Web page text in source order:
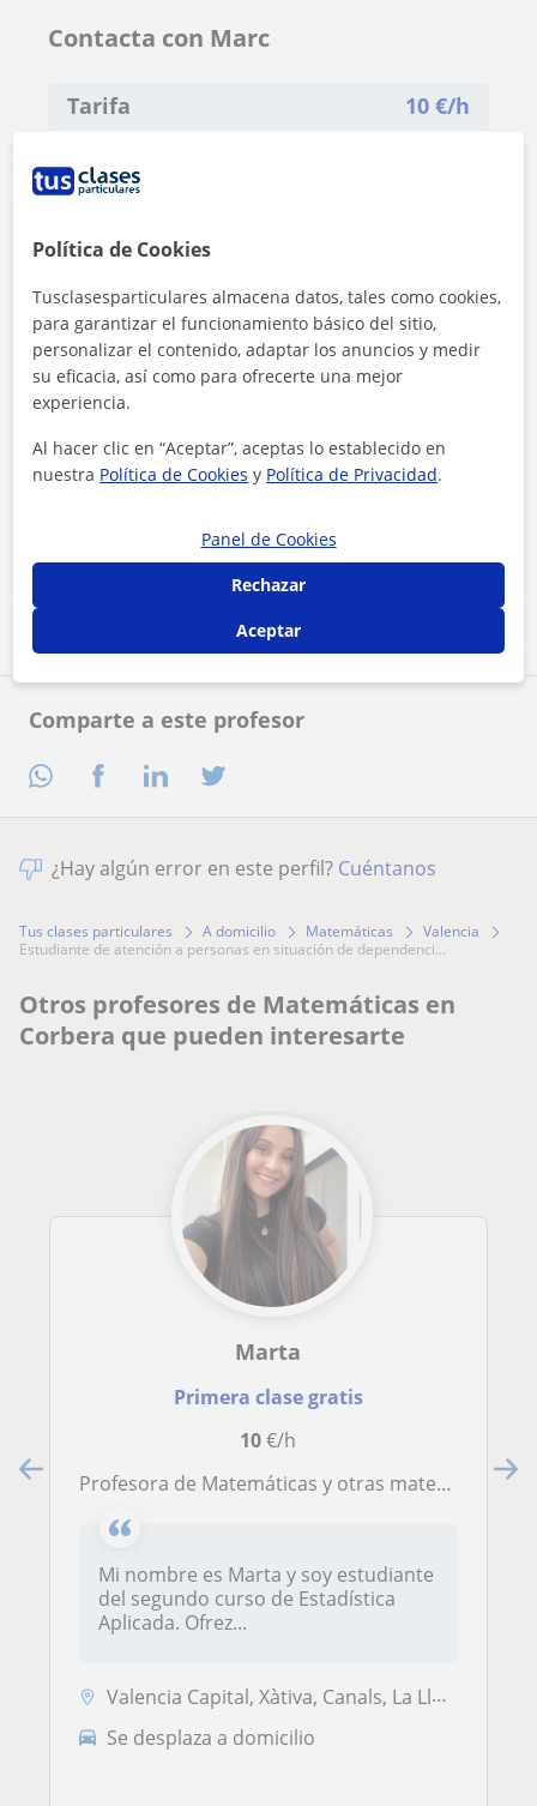
Comparte a este profesor
Contacta con Marc
Tarifa 10 €/h
Contactar ahora
¿Hay algún error en este perfil? Cuéntanos
Tus clases particulares A domicilio Matemáticas
Valencia
estudiante de atención a personas en situación de dependenci...
Otros profesores de Matemáticas en
Corbera que pueden interesarte
Marta
Primera clase gratis
10€/h
Profesora de Matemáticas y otras materias para alumnos de primaria y secundaria
Mi nombre es Marta y soy estudiante
del segundo curso de Estadística
Aplicada. Ofrez...
Valencia Capital, Xàtiva, Canals, La Llosa de Ranes, L'Alcúdia de Crespins, Rotglà I Corberà, Alzira
Se desplaza a domicilio
Política de Cookies
Tusclasesparticulares almacena datos, tales como cookies,
para garantizar el funcionamiento básico del sitio,
personalizar el contenido, adaptar los anuncios y medir
su eficacia, así como para ofrecerte una mejor
experiencia.
Al hacer clic en “Aceptar”, aceptas lo establecido en
nuestra Política de Cookies y Política de Privacidad.
Panel de Cookies
Rechazar
Aceptar